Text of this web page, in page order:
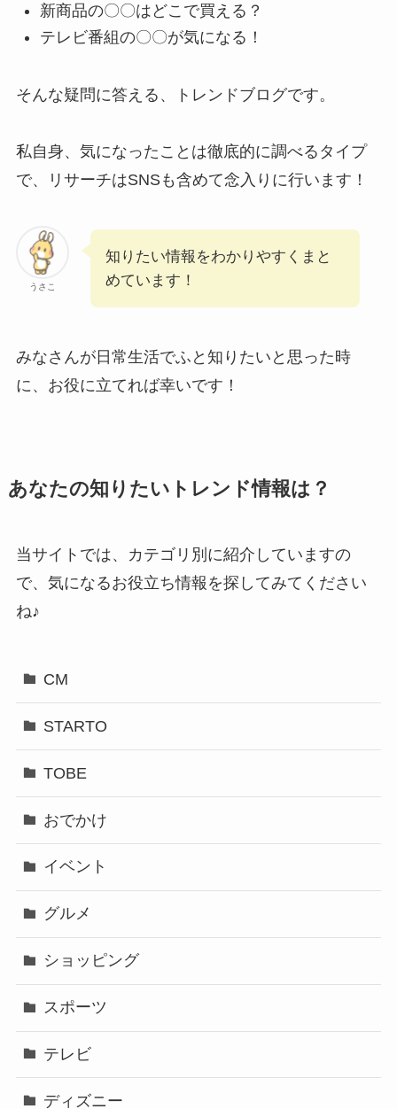
新商品の〇〇はどこで買える？
テレビ番組の〇〇が気になる！
そんな疑問に答える、トレンドブログです。
私自身、気になったことは徹底的に調べるタイプ
で、リサーチはSNSも含めて念入りに行います！
うさこ
知りたい情報をわかりやすくまと
めています！
みなさんが日常生活でふと知りたいと思った時
に、お役に立てれば幸いです！
あなたの知りたいトレンド情報は？
当サイトでは、カテゴリ別に紹介していますの
で、気になるお役立ち情報を探してみてください
ね♪
CM
STARTO
TOBE
おでかけ
イベント
グルメ
ショッピング
スポーツ
テレビ
ディズニー